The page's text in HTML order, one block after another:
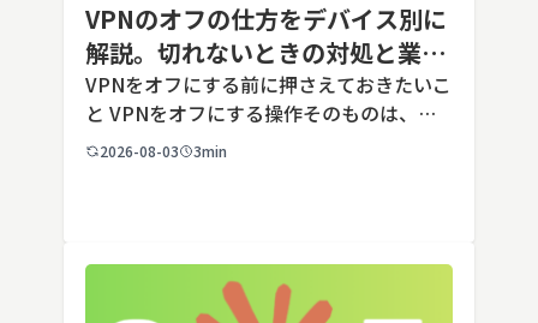
VPNのオフの仕方をデバイス別に
解説。切れないときの対処と業務
端末での注意点
VPNをオフにする前に押さえておきたいこ
と VPNをオフにする操作そのものは、ど
の端末でも数タップから数クリックで完了
2026-08-03 3min